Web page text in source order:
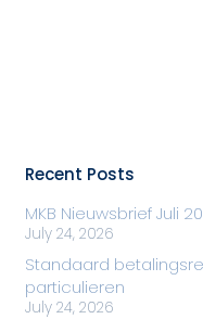
Recent Posts
MKB Nieuwsbrief Juli
July 24, 2026
Standaard
particulieren
July 24, 2026